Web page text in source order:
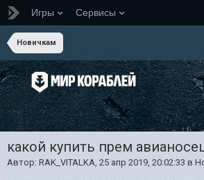
Игры Сервисы
Новичкам
какой купить прем
Автор: RAK_VITALKA, 25 апр 2019, 20:02:33 в